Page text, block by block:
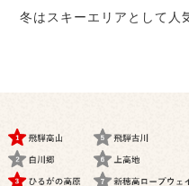
冬はスキーエリアとして人